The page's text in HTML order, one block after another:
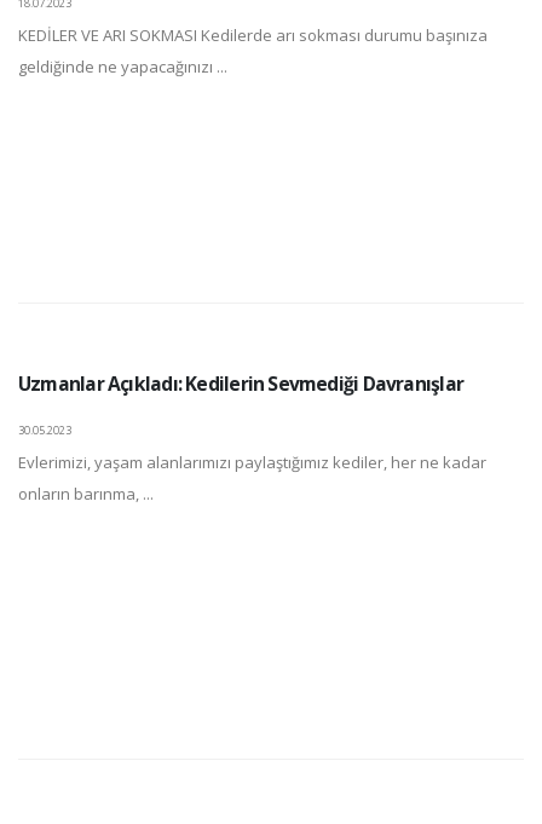
KEDİLER VE ARI SOKMASI Kedilerde arı sokması durumu başınıza
geldiğinde ne yapacağınızı ...
Uzmanlar Açıkladı: Kedilerin Sevmediği Davranışlar
30.05.2023
Evlerimizi, yaşam alanlarımızı paylaştığımız kediler, her ne kadar
onların barınma, ...